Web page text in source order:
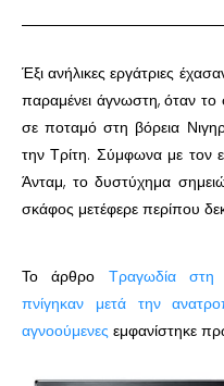
Έξι ανήλικες εργάτριες
παραμένει άγνωστη, όταν
σε ποταμό στη βόρεια
την Τρίτη. Σύμφωνα με τον
Άνταμ, το δυστύχημα
σκάφος μετέφερε περίπου
Το άρθρο Τραγωδία στη
πνίγηκαν μετά την
αγνοούμενες εμφανίστηκε